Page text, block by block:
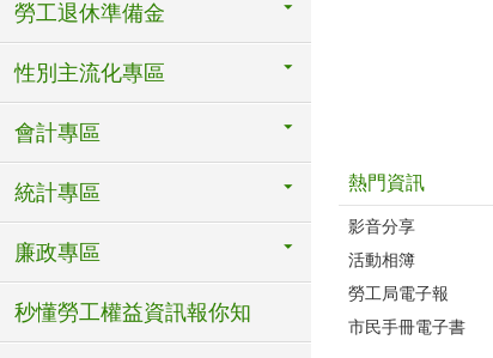
勞工退休準備金
性別主流化專區
會計專區
統計專區
廉政專區
秒懂勞工權益資訊報你知
熱門資訊
影音分享
活動相簿
勞工局電子報
市民手冊電子書